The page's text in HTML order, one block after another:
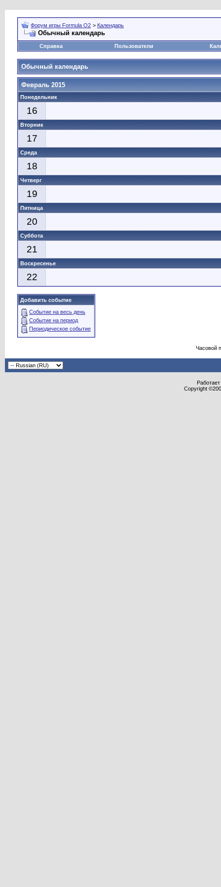
Форум игры Formula O2 > Календарь
Обычный календарь
Справка Пользователи
Обычный календарь
Февраль 2015
Понедельник
16
Вторник
17
Среда
18
Четверг
19
Пятница
20
Суббота
21
Воскресенье
22
Добавить событие
Событие на весь день
Событие на период
Периодическое событие
Часовой
Copyright